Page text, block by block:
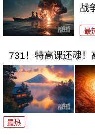
战
最
731！特高课还魂！
最热